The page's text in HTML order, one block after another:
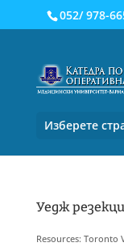
052/ 978-
Изберете
Уедж
Resources: Toronto